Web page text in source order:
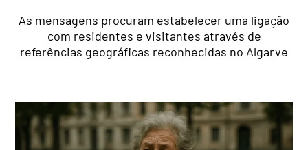
As mensagens procuram estabelecer uma ligação
com residentes e visitantes através de
referências geográficas reconhecidas no Algarve